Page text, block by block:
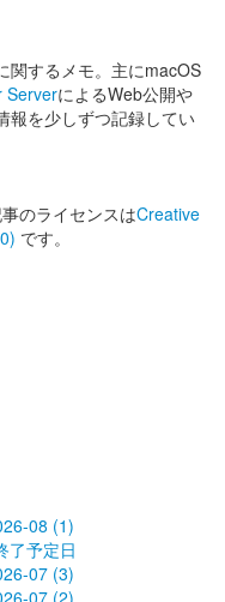
関するメモ。主にmacOS
ServerによるWeb公開や
報を少しずつ記録してい
のライセンスはCreative
です。
08 (1)
了予定日
07 (3)
07 (2)